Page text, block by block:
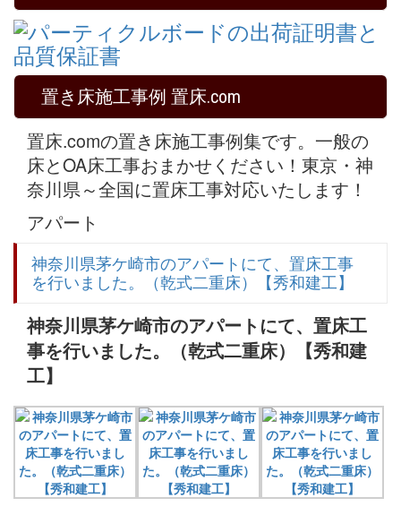
置き床施工事例 置床.com
置床.comの置き床施工事例集です。一般の
床とOA床工事おまかせください！東京・神
奈川県～全国に置床工事対応いたします！
アパート
神奈川県茅ケ崎市のアパートにて、置床工事
を行いました。（乾式二重床）【秀和建工】
神奈川県茅ケ崎市のアパートにて、置床工
事を行いました。（乾式二重床）【秀和建
工】